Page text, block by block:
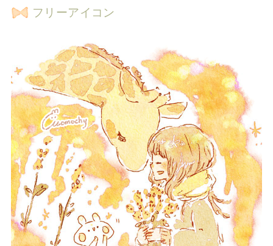
フリーアイコン